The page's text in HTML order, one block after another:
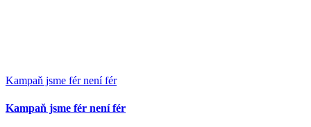
Kampaň jsme fér není fér
Kampaň jsme fér není fér